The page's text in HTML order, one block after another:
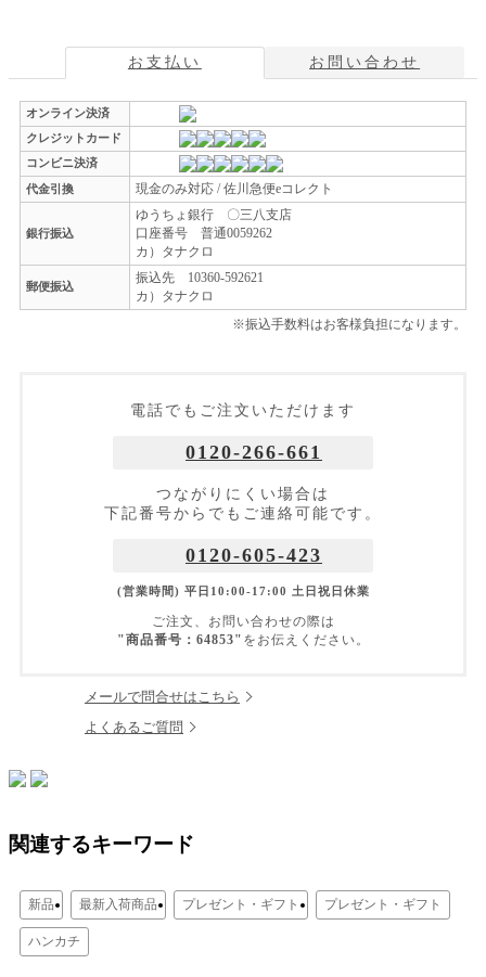
お支払い お問い合わせ
オンライン決済
クレジットカード
コンビニ決済
代金引換
現金のみ対応 / 佐川急便eコレクト
銀行振込
ゆうちょ銀行 〇三八支店
口座番号 普通0059262
カ）タナクロ
郵便振込
振込先 10360-592621
カ）タナクロ
※振込手数料はお客様負担になります。
電話でもご注文いただけます
0120-266-661
つながりにくい場合は
下記番号からでもご連絡可能です。
0120-605-423
(営業時間) 平日10:00-17:00 土日祝日休業
ご注文、お問い合わせの際は
"商品番号：64853" をお伝えください。
メールで問合せはこちら
よくあるご質問
関連するキーワード
新品 最新入荷商品 プレゼント・ギフト プレゼント・ギフト
ハンカチ